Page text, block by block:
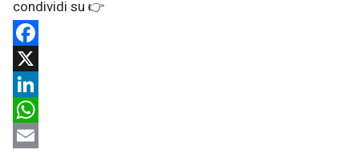
Facebook
X
LinkedIn
WhatsApp